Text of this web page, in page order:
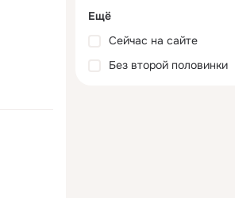
Ещё
Сейчас на сайте
Без второй половинки